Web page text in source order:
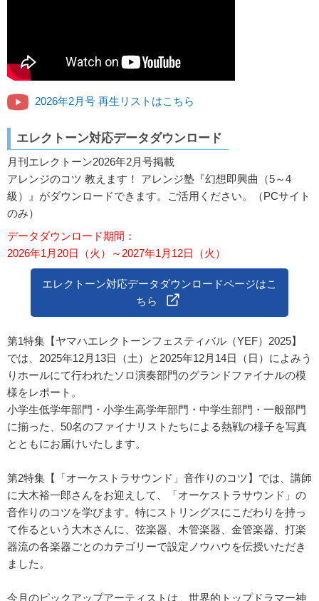
2026年2月号 再生リストはこちら
エレクトーン対応データダウンロード
月刊エレクトーン2026年2月号掲載
アレンジのコツ 教えます！ アレンジ塾『幻想即興曲（5～4
級）』がダウンロードできます。ご活用ください。（PCサイト
のみ）
データダウンロード期間：
2026年1月20日（火）～2027年1月12日（火）
エレクトーン対応データダウンロードページはこ
ちら
第1特集【ヤマハエレクトーンフェスティバル（YEF）2025】
では、2025年12月13日（土）と2025年12月14日（日）によみう
りホールにて行われたソロ演奏部門のグランドファイナルの模
様をレポート。
小学生低学年部門・小学生高学年部門・中学生部門・一般部門
に揃った、50名のファイナリストたちによる熱戦の様子を写真
とともにお届けいたします。
第2特集【「オーケストラサウンド」音作りのコツ】では、講師
に大木裕一郎さんをお迎えして、「オーケストラサウンド」の
音作りのコツを学びます。特にストリングスにこだわりを持っ
て作るという大木さんに、弦楽器、木管楽器、金管楽器、打楽
器流の各楽器ごとのカテゴリーで設定ノウハウを伝授いただき
ました。
今月のピックアップアーティストは、世界的トップドラマー神